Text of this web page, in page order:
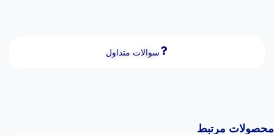
سوالات متداول
محصولات مرتبط